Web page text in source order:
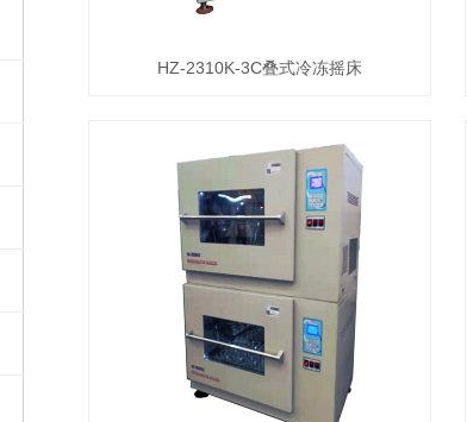
HZ-2310K-3C叠式冷冻摇床